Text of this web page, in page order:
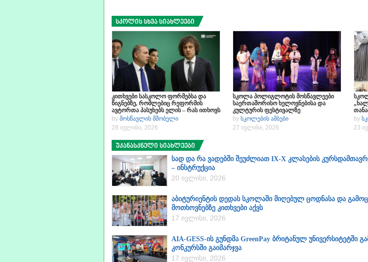
სკოლის სხვა სიახლეები
კითხვები სასკოლო ფორმებსა და
წიგნებზე, რომლებიც რეფორმის
ავტორთა პასუხებს ელის – რას ითხოვს
მშობელი სახელმწიფოსგან
by მოსწავლის მშობელი
28 ივლისი, 2026
სკოლა პოლიგლოტის მოსწავლეები
საერთაშორისო ხელოვნებისა და
კულტურის ფესტივალზე
სახელწოდებით „ოქროს ტალღა“
by სკოლების ამბები
27 ივლისი, 2026
by
23
უკანასკნელი სიახლეები
სად და რა ვადებში შეუძლიათ IX-X კლასების
– ინსტრუქცია
20 ივლისი, 2026
აბიტურიენტის დედას სკოლაში მიღებულ ცოდნასა და
მოთხოვნებზე კითხვები აქვს
17 ივლისი, 2026
AIA-GESS-ის გუნდმა GreenPay ბრიტანულ უნივერსიტეტში
კონკურსში გაიმარჯვა
17 ივლისი, 2026